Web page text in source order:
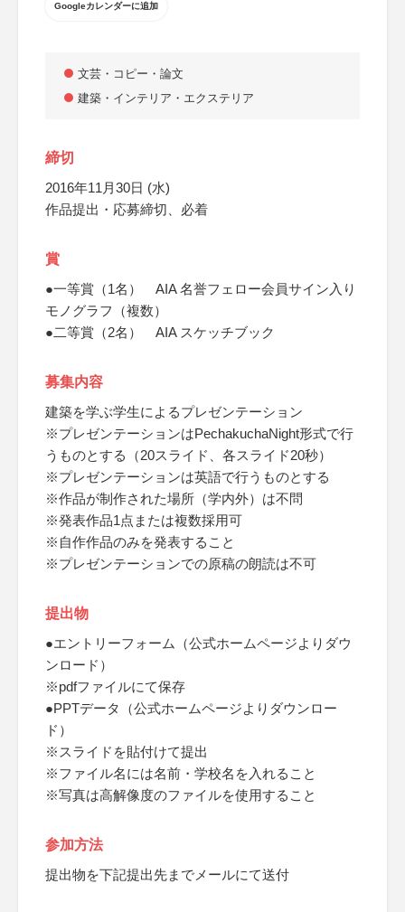
Googleカレンダーに追加
文芸・コピー・論文
建築・インテリア・エクステリア
締切
2016年11月30日 (水)
作品提出・応募締切、必着
賞
●一等賞（1名） AIA 名誉フェロー会員サイン入り
モノグラフ（複数）
●二等賞（2名） AIA スケッチブック
募集内容
建築を学ぶ学生によるプレゼンテーション
※プレゼンテーションはPechakuchaNight形式で行
うものとする（20スライド、各スライド20秒）
※プレゼンテーションは英語で行うものとする
※作品が制作された場所（学内外）は不問
※発表作品1点または複数採用可
※自作作品のみを発表すること
※プレゼンテーションでの原稿の朗読は不可
提出物
●エントリーフォーム（公式ホームページよりダウ
ンロード）
※pdfファイルにて保存
●PPTデータ（公式ホームページよりダウンロー
ド）
※スライドを貼付けて提出
※ファイル名には名前・学校名を入れること
※写真は高解像度のファイルを使用すること
参加方法
提出物を下記提出先までメールにて送付